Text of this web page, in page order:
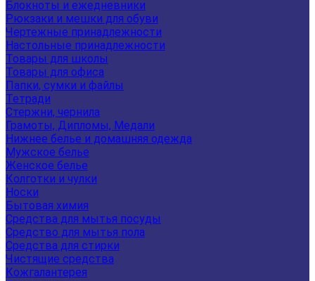
Блокноты и ежедневники
Рюкзаки и мешки для обуви
Чертежные принадлежности
Настольные принадлежности
Товары для школы
Товары для офиса
Папки, сумки и файлы
Тетради
Стержни, чернила
Грамоты, Дипломы, Медали
Нижнее белье и домашняя одежда
Мужское белье
Женское белье
Колготки и чулки
Носки
Бытовая химия
Средства для мытья посуды
Средство для мытья пола
Средства для стирки
Чистящие средства
Кожгалантерея